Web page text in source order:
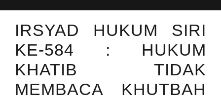
IRSYAD HUKUM SIRI
KE-584 : HUKUM
KHATIB TIDAK
MEMBACA KHUTBAH